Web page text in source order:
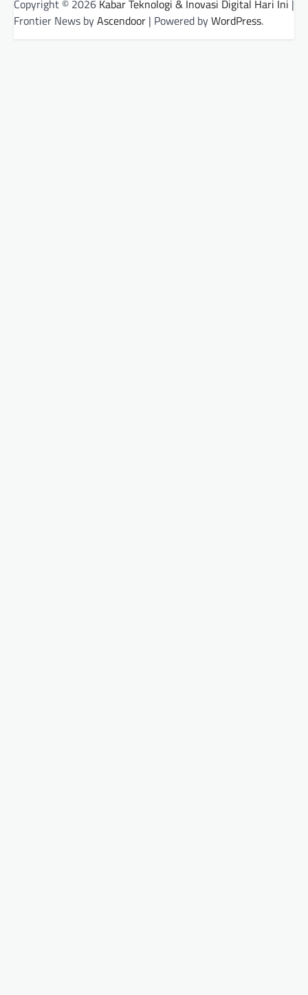
Copyright © 2026 Kabar Teknologi & Inovasi Digital Hari Ini |
Frontier News byAscendoor | Powered byWordPress.